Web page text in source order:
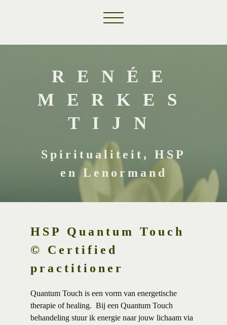
RENÉE
MERKES
TIJN
Spiritualiteit, HSP
en Lenormand
HSP Quantum Touch
© Certified
practitioner
Quantum Touch is een vorm van energetische
therapie ofhealing. Bij een Quantum Touch
behandeling stuur ik energie naar jouw lichaam via